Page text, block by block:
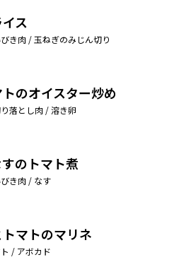
ス
き肉 / 玉ねぎのみじん切り
のオイスター炒め
落とし肉 / 溶き卵
のトマト煮
き肉 / なす
マトのマリネ
/ アボカド